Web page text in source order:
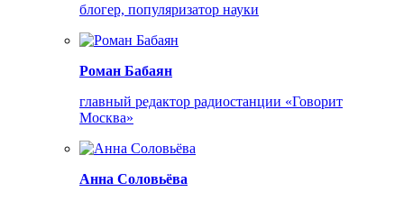
блогер, популяризатор науки
Роман Бабаян
главный редактор радиостанции «Говорит
Москва»
Анна Соловьёва